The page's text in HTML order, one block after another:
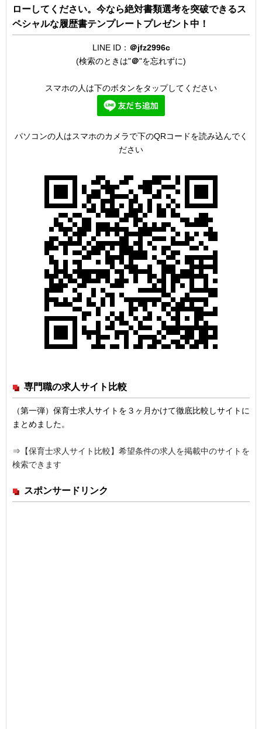
ローしてください。今なら絶対書類選考を突破できるス
ペシャルな履歴書テンプレートプレゼント中！
LINE ID： ＠jfz2996c
(検索のときは"＠"を忘れずに)
スマホの人は下のボタンをタップしてください
パソコンの人はスマホのカメラで下のQRコードを読み込んでく
ださい
専門職の求人サイト比較
（第一弾）保育士求人サイトを３ヶ月かけて徹底比較しサイトに
まとめました。
⇒ 【保育士求人サイト比較】希望条件の求人を掲載中のサイトを
検索できます
スポンサードリンク